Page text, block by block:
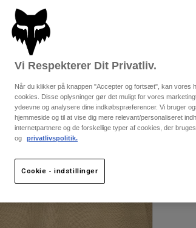
Vi Respekterer Dit Privatliv.
Når du klikker på knappen "Accepter og fortsæt", kan vores
cookies. Disse oplysninger gør det muligt for vores
ydeevne og analysere dine indkøbspræferencer. Vi bruger
hjemmeside og til at vise dig mere relevant/personaliseret
internetpartnere og de forskellige typer af cookies, der
og
privatlivspolitik.
Cookie - indstillinger